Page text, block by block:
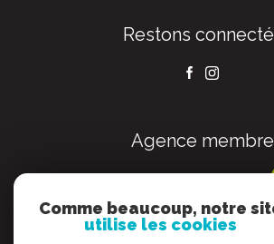
Restons
Agence membre
Comme beaucoup, notre
utilise les cookies